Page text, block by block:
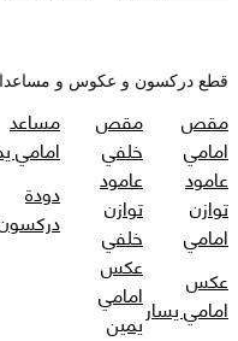
قطع دركسون و عكوس و
مقص
امامي
مقص
خلفي
مساعد
امامي
عامود
توازن
امامي
عامود
توازن
خلفي
دودة
عكس
امامي يسار
عكس
امامي
يمين